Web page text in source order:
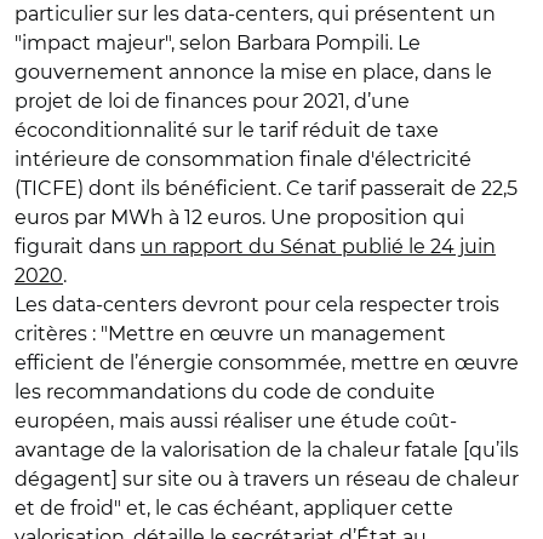
particulier sur les data-centers, qui présentent un
"impact majeur", selon Barbara Pompili. Le
gouvernement annonce la mise en place, dans le
projet de loi de finances pour 2021, d’une
écoconditionnalité sur le tarif réduit de taxe
intérieure de consommation finale d'électricité
(TICFE) dont ils bénéficient. Ce tarif passerait de 22,5
euros par MWh à 12 euros. Une proposition qui
figurait dans un rapport du Sénat publié le 24 juin
2020.
Les data-centers devront pour cela respecter trois
critères : "Mettre en œuvre un management
efficient de l’énergie consommée, mettre en œuvre
les recommandations du code de conduite
européen, mais aussi réaliser une étude coût-
avantage de la valorisation de la chaleur fatale [qu’ils
dégagent] sur site ou à travers un réseau de chaleur
et de froid" et, le cas échéant, appliquer cette